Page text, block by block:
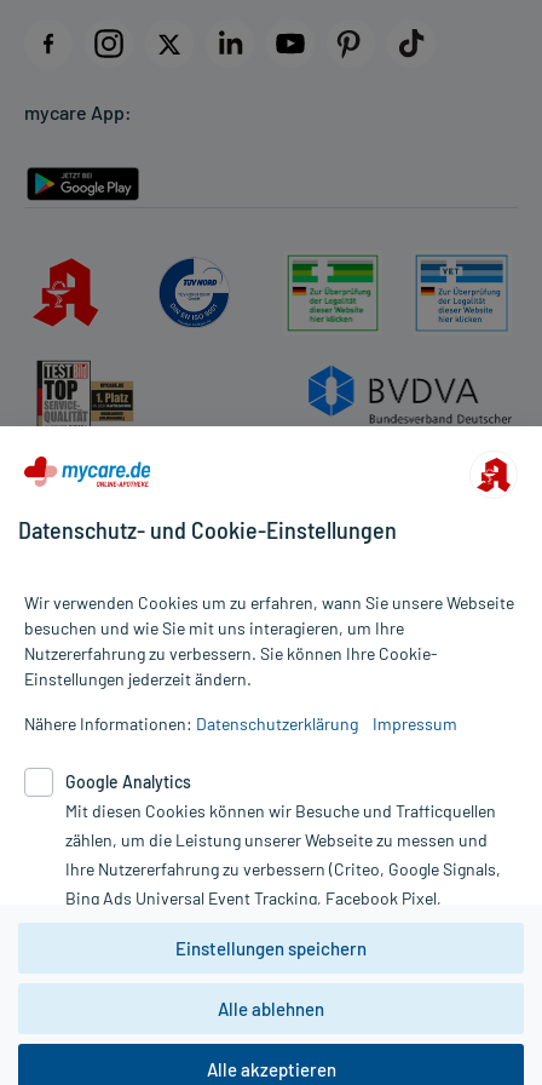
Datenschutz
Rückgabe/Widerruf
mycare App:
Alle Preise gelten inkl. MwSt., ggf. zzgl. Versandkosten
Informationen auf dieser Website werden ausschließlich für
die Untersuchung und Behandlung durch einen Arzt. Bitte
Therapien eingeleitet werden können. | Diese Webseite benutzt
Google Analytics. Lesen Sie bitte dazu die wichtigen Hinweise in
unserer Datenschutzerklärung. Für den Widerruf einer Bestellung
nutzen Sie das Formular:
Vertrag widerrufen
*Hinweise zu unseren Aktionen und Bewertungen
Datenschutz- und Cookie-Einstellungen
Wir verwenden Cookies um zu erfahren, wann Sie unsere Webseite
besuchen und wie Sie mit uns interagieren, um Ihre
Nutzererfahrung zu verbessern. Sie können Ihre Cookie-
Einstellungen jederzeit ändern.
Nähere Informationen: Datenschutzerklärung Impressum
Google Analytics
Mit diesen Cookies können wir Besuche und Trafficquellen
zählen, um die Leistung unserer Webseite zu messen und
Ihre Nutzererfahrung zu verbessern (Criteo, Google Signals,
Bing Ads Universal Event Tracking, Facebook Pixel,
Youtube-Social Plugin).
Wir weisen darauf hin, dass die
zwingend den Europäischen Anforderungen gem. EU-
DSGVO genügen und ein Datentransfer in Drittstaaten bzw.
Daten dort verarbeitet werden, kann nicht geprüft und
Einstellungen speichern
Alle ablehnen
Alle akzeptieren